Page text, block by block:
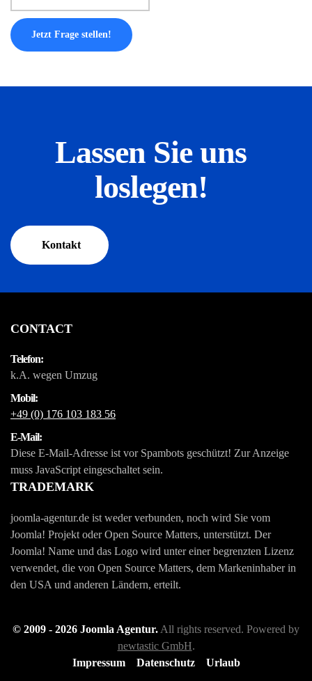
Jetzt Frage stellen!
Lassen Sie uns
loslegen!
Kontakt
CONTACT
Telefon:
k.A. wegen Umzug
Mobil:
+49 (0) 176 103 183 56
E-Mail:
Diese E-Mail-Adresse ist vor Spambots geschützt! Zur Anzeige
muss JavaScript eingeschaltet sein.
TRADEMARK
joomla-agentur.de ist weder verbunden, noch wird Sie vom
Joomla! Projekt oder Open Source Matters, unterstützt. Der
Joomla! Name und das Logo wird unter einer begrenzten Lizenz
verwendet, die von Open Source Matters, dem Markeninhaber in
den USA und anderen Ländern, erteilt.
© 2009 - 2026 Joomla Agentur. All rights reserved. Powered by
newtastic GmbH.
Impressum
Datenschutz Urlaub